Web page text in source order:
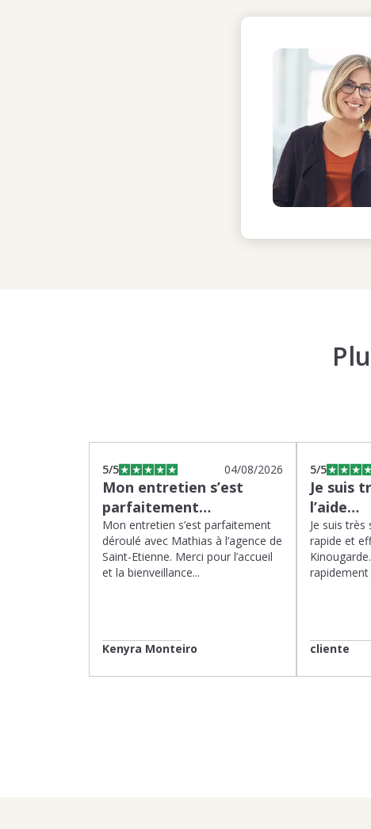
5/5 04/08/2026
Mon entretien s’est
parfaitement…
Mon entretien s’est parfaitement
déroulé avec Mathias à l’agence de
Saint-Etienne. Merci pour l’accueil
et la bienveillance...
Kenyra Monteiro
5/5
Je suis
l’aide…
Je suis très
rapide et
rapidement
cliente